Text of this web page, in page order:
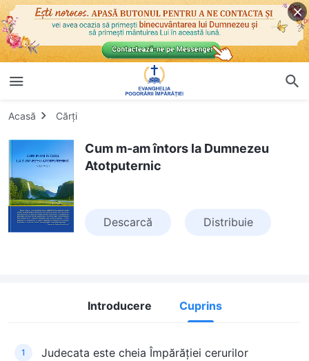
Acasă Cărți
Cum m-am întors la Dumnezeu
Atotputernic
Descarcă Distribuie
Introducere Cuprins
1 Judecata este cheia Împărăției cerurilor